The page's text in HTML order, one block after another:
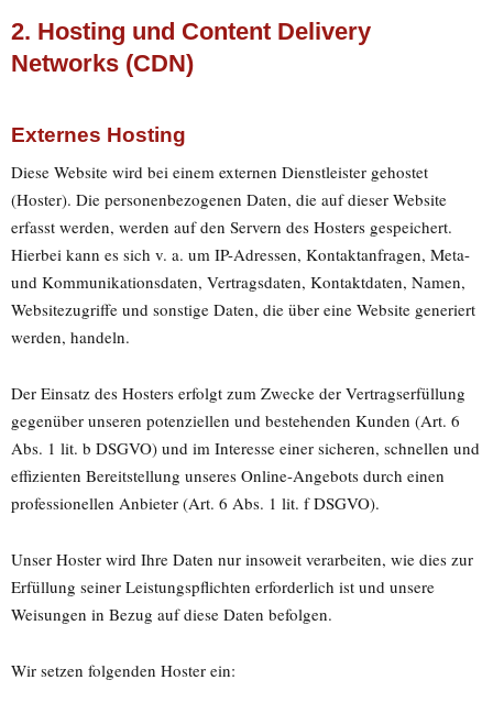
2. Hosting und Content Delivery
Networks (CDN)
Externes Hosting
Diese Website wird bei einem externen Dienstleister gehostet
(Hoster). Die personenbezogenen Daten, die auf dieser Website
erfasst werden, werden auf den Servern des Hosters gespeichert.
Hierbei kann es sich v. a. um IP-Adressen, Kontaktanfragen, Meta-
und Kommunikationsdaten, Vertragsdaten, Kontaktdaten, Namen,
Websitezugriffe und sonstige Daten, die über eine Website generiert
werden, handeln.
Der Einsatz des Hosters erfolgt zum Zwecke der Vertragserfüllung
gegenüber unseren potenziellen und bestehenden Kunden (Art. 6
Abs. 1 lit. b DSGVO) und im Interesse einer sicheren, schnellen und
effizienten Bereitstellung unseres Online-Angebots durch einen
professionellen Anbieter (Art. 6 Abs. 1 lit. f DSGVO).
Unser Hoster wird Ihre Daten nur insoweit verarbeiten, wie dies zur
Erfüllung seiner Leistungspflichten erforderlich ist und unsere
Weisungen in Bezug auf diese Daten befolgen.
Wir setzen folgenden Hoster ein: